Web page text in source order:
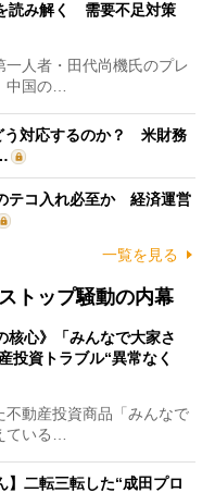
読み解く 需要不足対策
人者・田代尚機氏のプレ
中国の…
う対応するのか？ 米財務
テコ入れ必至か 経済運営
一覧を見る
トップ騒動の内幕
核心》「みんなで大家さ
投資トラブル“異常なく
動産投資商品「みんなで
ている…
】二転三転した“成田プロ